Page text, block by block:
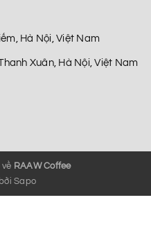
Hà Nội, Việt Nam
Xuân, Hà Nội, Việt Nam
RAAW Coffee
Sapo